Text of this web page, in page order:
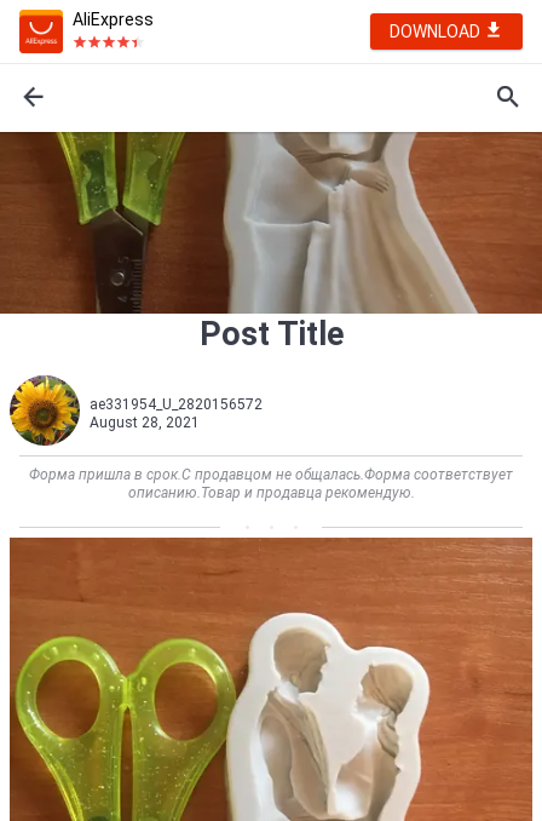
AliExpress
DOWNLOAD
Post Title
ae331954_U_2820156572
August 28, 2021
Форма пришла в срок.С продавцом не общалась.Форма соответствует
описанию.Товар и продавца рекомендую.